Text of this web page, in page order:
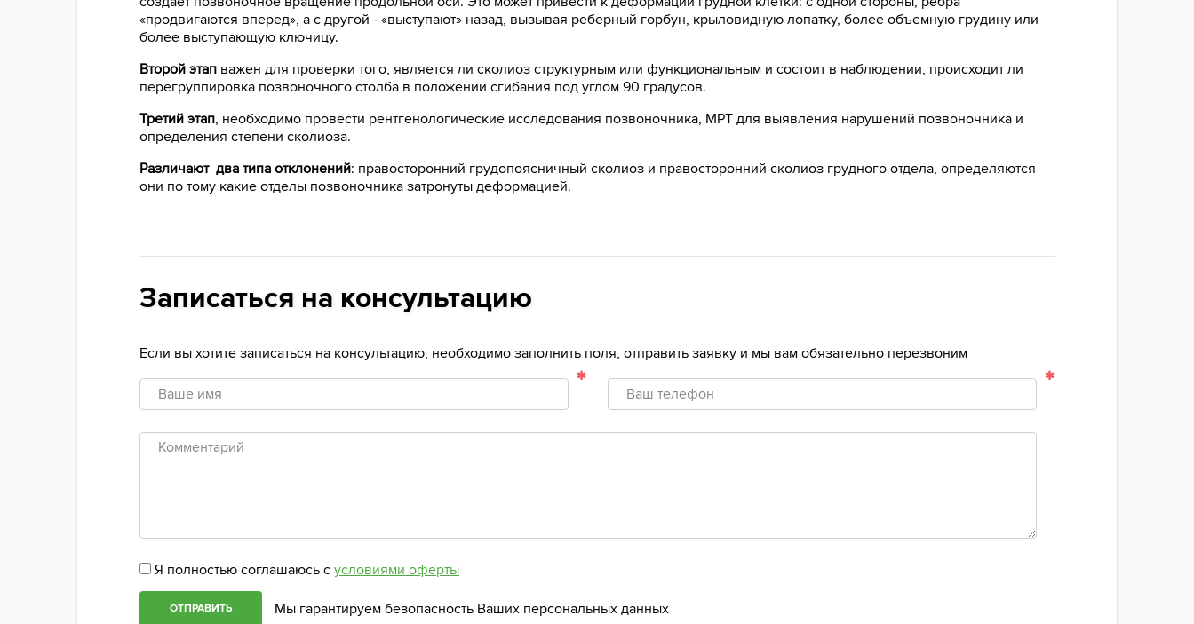
«продвигаются вперед», а с другой - «выступают» назад, вызывая реберный горбун, крыловидную лопатку, более объемную грудину или
более выступающую ключицу.
Второй этап важен для проверки того, является ли сколиоз структурным или функциональным и состоит в наблюдении, происходит ли
перегруппировка позвоночного столба в положении сгибания под углом 90 градусов.
Третий этап, необходимо провести рентгенологические исследования позвоночника, МРТ для выявления нарушений позвоночника и
определения степени сколиоза.
Различают два типа отклонений: правосторонний грудопоясничный сколиоз и правосторонний сколиоз грудного отдела, определяются
они по тому какие отделы позвоночника затронуты деформацией.
Записаться на консультацию
Если вы хотите записаться на консультацию, необходимо заполнить поля, отправить заявку и мы вам обязательно перезвоним
Ваше
имя
Ваш
телефон
Комментарий
Я полностью соглашаюсь с условиями оферты
ОТПРАВИТЬ Мы гарантируем безопасность Ваших персональных данных